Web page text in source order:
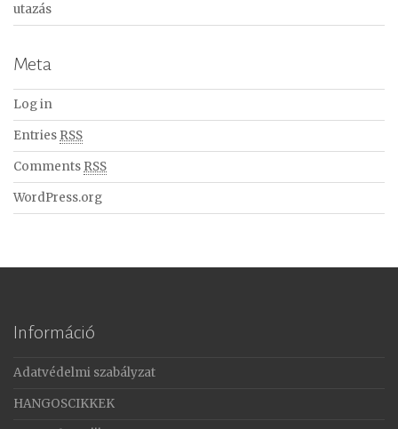
utazás
Meta
Log in
Entries RSS
Comments RSS
WordPress.org
Információ
Adatvédelmi szabályzat
HANGOSCIKKEK